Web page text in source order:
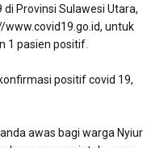
di Provinsi Sulawesi Utara,
untuk
1 pasien positif.
positif covid 19,
awas bagi warga Nyiur